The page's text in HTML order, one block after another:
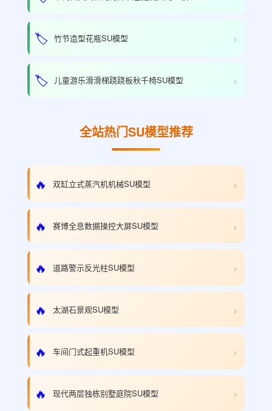
🏷️ 竹节造型花瓶SU模型 ›
🏷️ 儿童游乐滑滑梯跷跷板秋千椅SU模型 ›
全站热门SU模型推荐
🔥 双缸立式蒸汽机机械SU模型 ›
🔥 赛博全息数据操控大屏SU模型 ›
🔥 道路警示反光柱SU模型 ›
🔥 太湖石景观SU模型 ›
🔥 车间门式起重机SU模型 ›
🔥 现代两层独栋别墅庭院SU模型 ›